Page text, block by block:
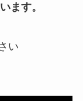
ます。
い